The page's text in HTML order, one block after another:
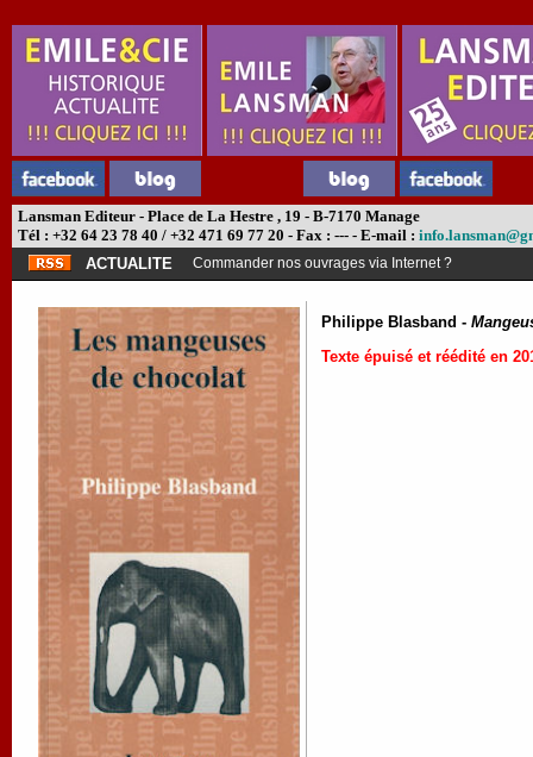
Lansman Editeur - Place de La Hestre , 19 - B-7170 Manage
Tél : +32 64 23 78 40 / +32 471 69 77 20 - Fax : --- - E-mail :
ACTUALITE
Commander nos ouvrages via Internet ?
Philippe Blasband -
Texte épuisé et réédité en